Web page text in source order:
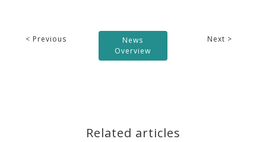
< Previous
News
Overview
Next >
Related articles